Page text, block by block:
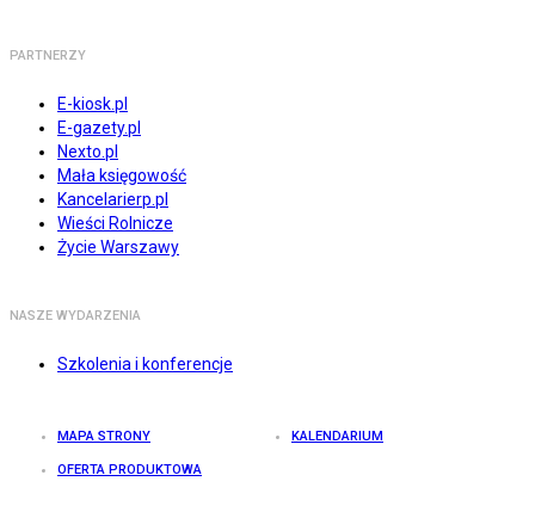
PARTNERZY
E-kiosk.pl
E-gazety.pl
Nexto.pl
Mała księgowość
Kancelarierp.pl
Wieści Rolnicze
Życie Warszawy
NASZE WYDARZENIA
Szkolenia i konferencje
MAPA STRONY KALENDARIUM
OFERTA PRODUKTOWA